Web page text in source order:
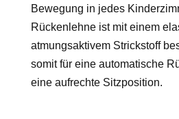
Bewegung in jedes
Rückenlehne ist mit einem
atmungsaktivem Strickstoff
somit für eine automatische
eine aufrechte Sitzposition.